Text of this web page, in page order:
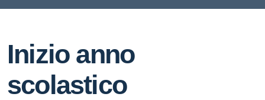
Inizio anno
scolastico